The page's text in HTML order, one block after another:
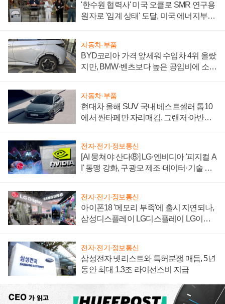
'한수원 협력사' 미국 오클로 SMR 연구용
원자로 '임계 상태' 도달, 미국 에너지부
자동차·부품
BYD코리아 가격 앞세워 수입차 4위 올랐
지만, BMW·벤츠보다 높은 공임비에 소비
자동차·부품
현대차 올해 SUV 국내 베스트셀러 톱10
에서 싼타페만 자리매김, 그랜저·아반떼
전자·전기·정보통신
[AI 뭉쳐야 산다⑧] LG·엔비디아 '피지컬 A
I' 동맹 강화, 구광모 제조·데이터·기술 결
전자·전기·정보통신
아이폰18 '메모리 부족'에 출시 지연되나,
삼성디스플레이 LG디스플레이 LG이노
전자·전기·정보통신
삼성전자 넷리스트와 특허분쟁 매듭, 5년
동안 최대 1.3조 라이선스비 지급